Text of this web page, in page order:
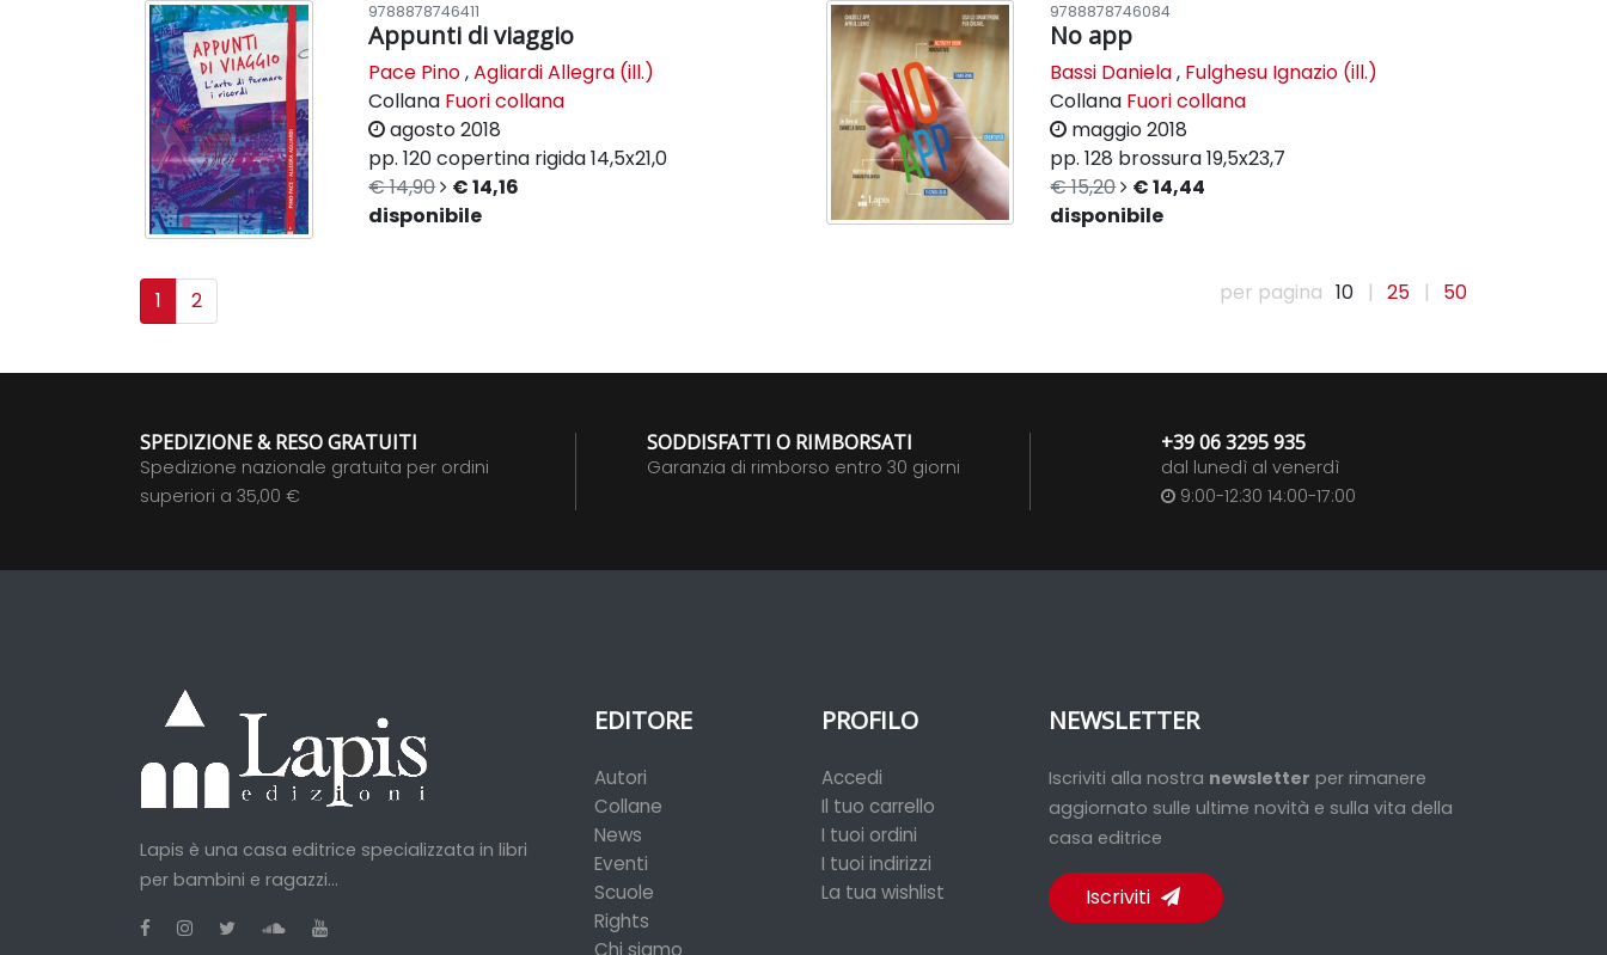
9788878746411
Appunti di viaggio
Pace Pino,Agliardi Allegra (ill.)
Collana Fuori collana
agosto 2018
pp. 120copertina rigida14,5x21,0
€ 14,90
€ 14,16
disponibile
9788878746084
No app
Bassi Daniela, Fulghesu Ignazio (ill.)
Collana Fuori collana
maggio 2018
pp. 128 brossura19,5x23,7
€ 15,20
€ 14,44
disponibile
1 2 per pagina 10 | 25 | 50
SPEDIZIONE & RESO GRATUITI
Spedizione nazionale gratuita per ordini
superiori a 35,00 €
SODDISFATTI O RIMBORSATI
Garanzia di rimborso entro 30 giorni
+39 06 3295 935
dal lunedì al venerdì
9:00-12:30 14:00-17:00
Lapis è una casa editrice specializzata in libri
per bambini e ragazzi...
EDITORE
Autori
Collane
News
Eventi
Scuole
Rights
Chi siamo
PROFILO
Accedi
Il tuo carrello
I tuoi ordini
I tuoi indirizzi
La tua wishlist
NEWSLETTER
Iscriviti alla nostra newsletter per rimanere
aggiornato sulle ultime novità e sulla vita della
casa editrice
Iscriviti